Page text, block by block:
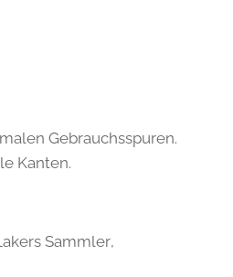
Gebrauchsspuren.
Kanten.
Sammler,